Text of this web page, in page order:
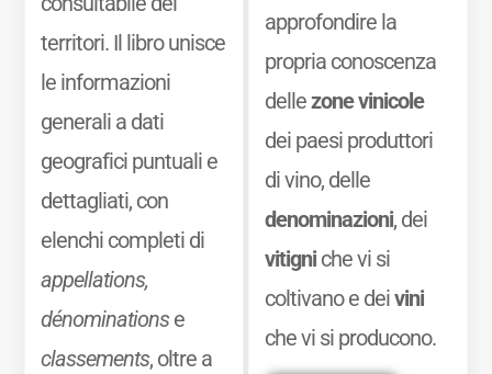
territori. Il libro unisce
le informazioni
generali a dati
geografici puntuali e
dettagliati, con
elenchi completi di
appellations,
dénominationse
classements, oltre a
approfondire la
propria conoscenza
dellezone vinicole
dei paesi produttori
di vino, delle
denominazioni, dei
vitigniche vi si
coltivano e deivini
che vi si producono.